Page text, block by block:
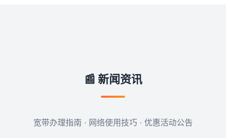
📰 新闻资讯
宽带办理指南 · 网络使用技巧 · 优惠活动公告